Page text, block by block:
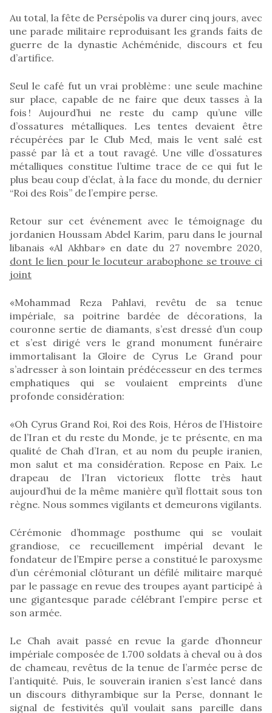
Au total, la fête de Persépolis va durer cinq jours, avec
une parade militaire reproduisant les grands faits de
guerre de la dynastie Achéménide, discours et feu
d’artifice.
Seul le café fut un vrai problème : une seule machine
sur place, capable de ne faire que deux tasses à la
fois ! Aujourd’hui ne reste du camp qu’une ville
d’ossatures métalliques. Les tentes devaient être
récupérées par le Club Med, mais le vent salé est
passé par là et a tout ravagé. Une ville d’ossatures
métalliques constitue l’ultime trace de ce qui fut le
plus beau coup d’éclat, à la face du monde, du dernier
“Roi des Rois” de l’empire perse.
Retour sur cet événement avec le témoignage du
jordanien Houssam Abdel Karim, paru dans le journal
libanais «Al Akhbar» en date du 27 novembre 2020,
dont le lien pour le locuteur arabophone se trouve ci
joint
«Mohammad Reza Pahlavi, revêtu de sa tenue
impériale, sa poitrine bardée de décorations, la
couronne sertie de diamants, s’est dressé d’un coup
et s’est dirigé vers le grand monument funéraire
immortalisant la Gloire de Cyrus Le Grand pour
s’adresser à son lointain prédécesseur en des termes
emphatiques qui se voulaient empreints d’une
profonde considération:
«Oh Cyrus Grand Roi, Roi des Rois, Héros de l’Histoire
de l’Iran et du reste du Monde, je te présente, en ma
qualité de Chah d’Iran, et au nom du peuple iranien,
mon salut et ma considération. Repose en Paix. Le
drapeau de l’Iran victorieux flotte très haut
aujourd’hui de la même manière qu’il flottait sous ton
règne. Nous sommes vigilants et demeurons vigilants.
Cérémonie d’hommage posthume qui se voulait
grandiose, ce recueillement impérial devant le
fondateur de l’Empire perse a constitué le paroxysme
d’un cérémonial clôturant un défilé militaire marqué
par le passage en revue des troupes ayant participé à
une gigantesque parade célébrant l’empire perse et
son armée.
Le Chah avait passé en revue la garde d’honneur
impériale composée de 1.700 soldats à cheval ou à dos
de chameau, revêtus de la tenue de l’armée perse de
l’antiquité. Puis, le souverain iranien s’est lancé dans
un discours dithyrambique sur la Perse, donnant le
signal de festivités qu’il voulait sans pareille dans